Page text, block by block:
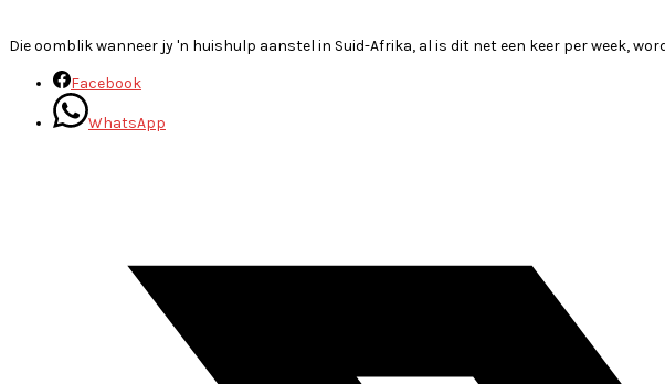
Die oomblik wanneer jy 'n huishulp aanstel in Suid-Afrika, al is dit net een keer per week,
Facebook
WhatsApp